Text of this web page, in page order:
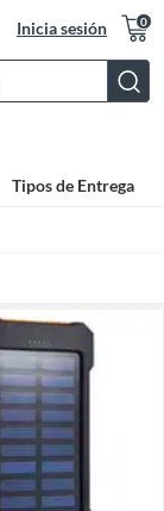
Inicia sesión 0
Bar
Tipos de Entrega